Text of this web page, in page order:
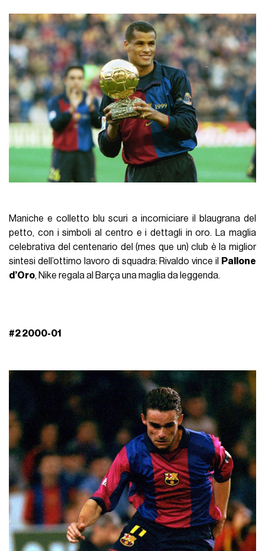
Maniche e colletto blu scuri a incorniciare il blaugrana del
petto, con i simboli al centro e i dettagli in oro. La maglia
celebrativa del centenario del (mes que un) club è la miglior
sintesi dell’ottimo lavoro di squadra: Rivaldo vince il
Pallone
d’Oro, Nike regala al Barça una maglia da leggenda.
#2 2000-01